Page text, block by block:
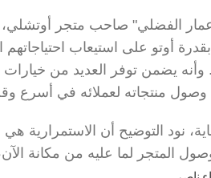
منتجاته لعملائه في أسرع
المتجر لما عليه من مكانة